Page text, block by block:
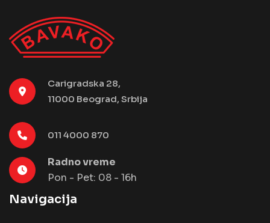
Carigradska 28,
11000 Beograd, Srbija
011 4000 870
Radno vreme
Pon - Pet: 08 - 16h
Navigacija